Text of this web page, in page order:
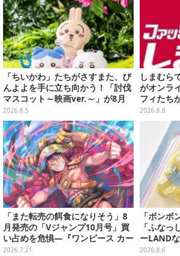
「ちいかわ」たちがさすまた、び
んよよを手に立ち向かう！「討伐
マスコット～映画ver.～」が8月
中旬より順次展開
2026.8.5
しまむら
がオンラ
フィたち
ョッパー
2026.8.8
「また転売の餌食になりそう」8
月発売の「Vジャンプ10月号」買
い占めを危惧―『ワンピース カー
ド』付録中止もやまぬ不安
2026.7.21
「ボンボ
「ふなっ
ーLAND
売
2026.8.6